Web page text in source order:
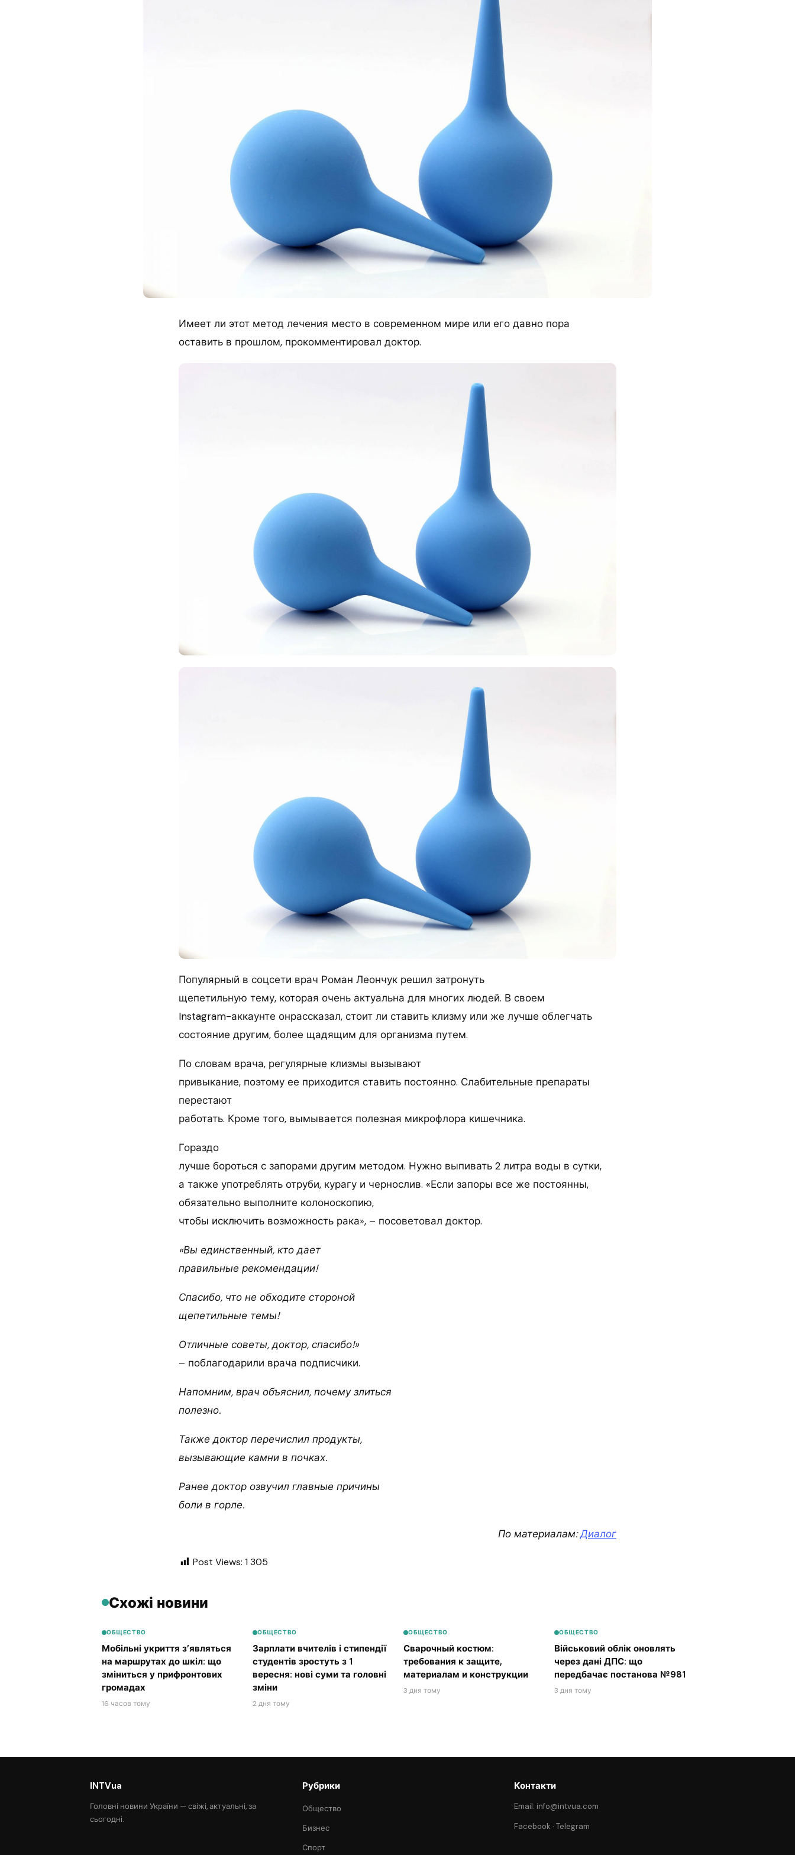
Имеет ли этот метод лечения место в современном мире или его давно пора
оставить в прошлом, прокомментировал доктор.
Популярный в соцсети врач Роман Леончук решил затронуть
щепетильную тему, которая очень актуальна для многих людей. В своем
Instagram-аккаунте онрассказал, стоит ли ставить клизму или же лучше облегчать
состояние другим, более щадящим для организма путем.
По словам врача, регулярные клизмы вызывают
привыкание, поэтому ее приходится ставить постоянно. Слабительные препараты
перестают
работать. Кроме того, вымывается полезная микрофлора кишечника.
Гораздо
лучше бороться с запорами другим методом. Нужно выпивать 2 литра воды в сутки,
а также употреблять отруби, курагу и чернослив. «Если запоры все же постоянны,
обязательно выполните колоноскопию,
чтобы исключить возможность рака», – посоветовал доктор.
«Вы единственный, кто дает
правильные рекомендации!
Спасибо, что не обходите стороной
щепетильные темы!
Отличные советы, доктор, спасибо!»
– поблагодарили врача подписчики.
Напомним, врач объяснил, почему злиться
полезно.
Также доктор перечислил продукты,
вызывающие камни в почках.
Ранее доктор озвучил главные причины
боли в горле.
По материалам:Диалог
Post Views: 1 305
Схожі новини
ОБЩЕСТВО
Мобільні укриття з’являться
на маршрутах до шкіл: що
зміниться у прифронтових
громадах
16 часов тому
ОБЩЕСТВО
Зарплати вчителів і стипендії
студентів зростуть з 1
вересня: нові суми та головні
зміни
2 дня тому
ОБЩЕСТВО
Сварочный костюм:
требования к защите,
материалам и конструкции
3 дня тому
ОБЩЕСТВО
Військовий облік оновлять
через дані ДПС: що
передбачає постанова №981
3 дня тому
INTVua
Головні новини України — свіжі, актуальні, за
сьогодні.
Рубрики
Общество
Бизнес
Спорт
Контакти
Email: info@intvua.com
Facebook ·Telegram